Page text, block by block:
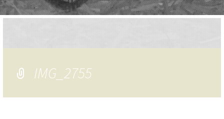
IMG_2755